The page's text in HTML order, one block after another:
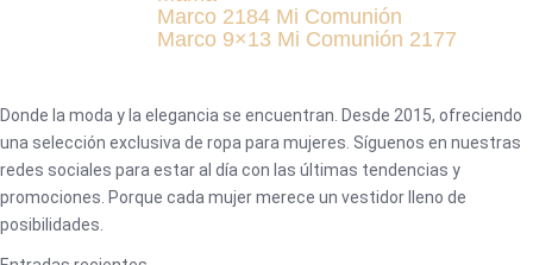
Marco 2184 Mi Comunión
Marco 9×13 Mi Comunión 2177
Donde la moda y la elegancia se encuentran. Desde 2015, ofreciendo
una selección exclusiva de ropa para mujeres. Síguenos en nuestras
redes sociales para estar al día con las últimas tendencias y
promociones. Porque cada mujer merece un vestidor lleno de
posibilidades.